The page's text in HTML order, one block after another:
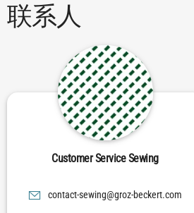
联系人
Customer Service Sewing
moc.trekceb-zorg@gniwes-tcatnoc